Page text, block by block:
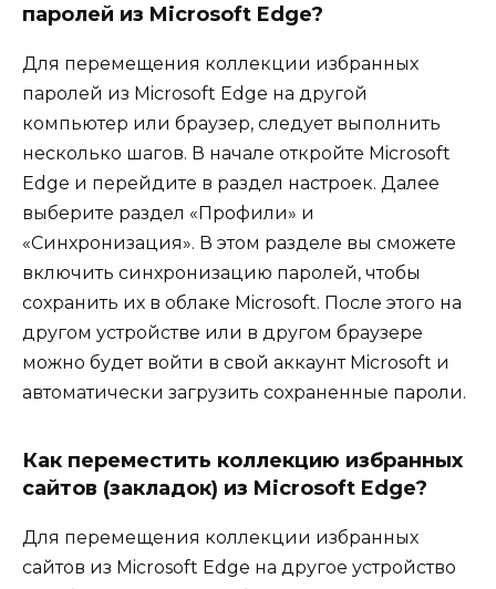
паролей из Microsoft Edge?
Для перемещения коллекции избранных
паролей из Microsoft Edge на другой
компьютер или браузер, следует выполнить
несколько шагов. В начале откройте Microsoft
Edge и перейдите в раздел настроек. Далее
выберите раздел «Профили» и
«Синхронизация». В этом разделе вы сможете
включить синхронизацию паролей, чтобы
сохранить их в облаке Microsoft. После этого на
другом устройстве или в другом браузере
можно будет войти в свой аккаунт Microsoft и
автоматически загрузить сохраненные пароли.
Как переместить коллекцию избранных
сайтов (закладок) из Microsoft Edge?
Для перемещения коллекции избранных
сайтов из Microsoft Edge на другое устройство